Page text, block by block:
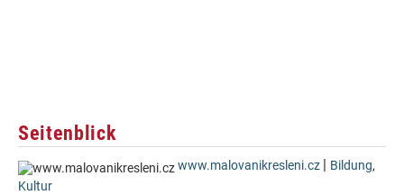
Seitenblick
www.malovanikresleni.cz | Bildung,
Kultur